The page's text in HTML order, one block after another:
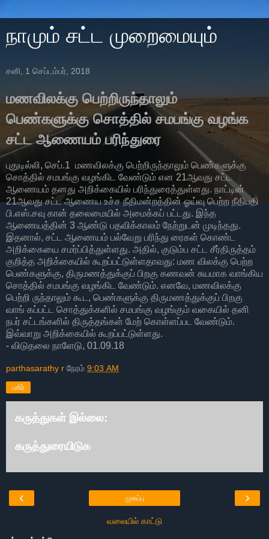
நாமும் சட்ட முறைமையும்
சனி, 1 செப்டம்பர், 2018
மணவிலக்கு பெற்றிருந்தாலும்
பெண்களுக்கு சொத்தில் சமபங்கு வழங்க
சட்ட ஆணையம் பரிந்துரை
புதுடில்லி, செப்.1 மணவிலக்கு பெற்றிருந்தாலும் பெண்களுக்கு
சொத்தில் சமபங்கு வழங்கிட வேண்டும் என 21ஆவது சட்ட
ஆணையம் தனது அறிக்கையில் பரிந்துரைத்துள்ளது. நாட்டின்
21ஆவது சட்ட ஆணைய உச்ச நீதிமன்றத்தின் ஓய்வு பெற்ற நீதிபதி
பி.எஸ்.சவு கான் தலைமையில் அமைக்கப் பட்டது. இந்த
ஆணையத்தின் 3 ஆண்டு பதவிக்காலம் நேற்றுடன் முடிந்தது.
இதனால், சட்ட ஆணையம் பல்வேறு பரிந்து ரைகள் கொண்ட
அறிக்கையை சமர்ப்பித்துள்ளது. அதில், குடும்ப சட்ட சீர்திருத்தம்
குறித்த அறிக்கையில் கூறப்பட்டுள்ளதாவது: மண விலக்கு பெற்ற
பெண்களுக்கு, திருமணத்துக்குப் பிறகு கணவன் சுயமாக வாங்கிய
சொத்தில் சமபங்கு வழங்கிட வேண்டும். எனவே, மணவிலக்கு
பெற்றி ருந்தாலும் கூட, பெண்களுக்கு திருமணத்துக்குப் பிறகு
வாங் கப்பட்ட சொத்துக்களில் சமபங்கு வழங்கும் வகையில் தனி
நபர் சட்டங்களில் திருத்தங்கள் மேற் கொள்ளப்பட வேண்டும்.
இவ்வாறு அறிக்கையில் கூறப்பட்டுள்ளது.
- விடுதலை நாளேடு, 01.09.18
parthasarathy r நேரம் 9:03 AM
பகிர்
கருத்துகள் இல்லை:
கருத்துரையிடுக
‹ ›
முகப்பு
வலையில் காட்டு